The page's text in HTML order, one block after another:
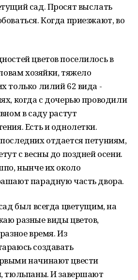
сад. Просят выслать
Когда приезжают, во
цветов поселилось в
хозяйки, тяжело
только лилий 62 вида -
когда с дочерью проводили
в саду растут
Есть и однолетки.
отдается петуниям,
с весны до поздней осени.
нынче их около
парадную часть двора.
был всегда цветущим, на
разные виды цветов,
время. Из
создавать
начинают цвести
тюльпаны. И завершают